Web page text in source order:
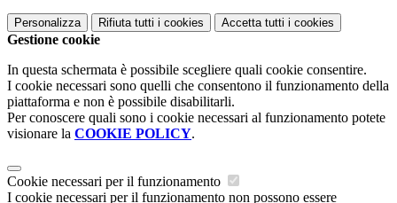
Personalizza Rifiuta tutti i cookies Accetta tutti i cookies
Gestione cookie
In questa schermata è possibile scegliere quali cookie consentire.
I cookie necessari sono quelli che consentono il funzionamento della
piattaforma e non è possibile disabilitarli.
Per conoscere quali sono i cookie necessari al funzionamento potete
visionare la COOKIE POLICY.
Cookie necessari per il funzionamento
I cookie necessari per il funzionamento non possono essere